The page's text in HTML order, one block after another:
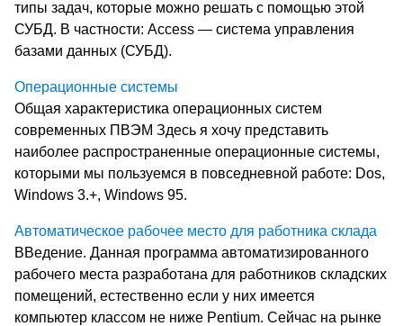
типы задач, которые можно решать с помощью этой
СУБД. В частности: Access — система управления
базами данных (СУБД).
Операционные системы
Общая характеристика операционных систем
современных ПВЭМ Здесь я хочу представить
наиболее распространенные операционные системы,
которыми мы пользуемся в повседневной работе: Dos,
Windows 3.+, Windows 95.
Автоматическое рабочее место для работника склада
ВВедение. Данная программа автоматизированного
рабочего места разработана для работников складских
помещений, естественно если у них имеется
компьютер классом не ниже Pentium. Сейчас на рынке